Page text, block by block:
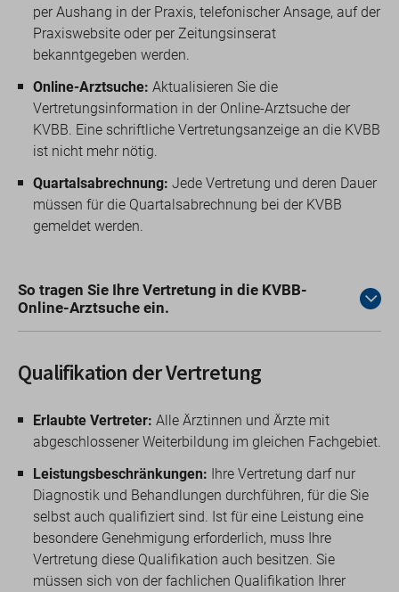
per Aushang in der Praxis, telefonischer Ansage, auf der
Praxiswebsite oder per Zeitungsinserat
bekanntgegeben werden.
Online-Arztsuche: Aktualisieren Sie die
Vertretungsinformation in der Online-Arztsuche der
KVBB. Eine schriftliche Vertretungsanzeige an die KVBB
ist nicht mehr nötig.
Quartalsabrechnung: Jede Vertretung und deren Dauer
müssen für die Quartalsabrechnung bei der KVBB
gemeldet werden.
So tragen Sie Ihre Vertretung in die KVBB-
Online-Arztsuche ein.
Qualifikation der Vertretung
Erlaubte Vertreter: Alle Ärztinnen und Ärzte mit
abgeschlossener Weiterbildung im gleichen Fachgebiet.
Leistungsbeschränkungen: Ihre Vertretung darf nur
Diagnostik und Behandlungen durchführen, für die Sie
selbst auch qualifiziert sind. Ist für eine Leistung eine
besondere Genehmigung erforderlich, muss Ihre
Vertretung diese Qualifikation auch besitzen. Sie
müssen sich von der fachlichen Qualifikation Ihrer